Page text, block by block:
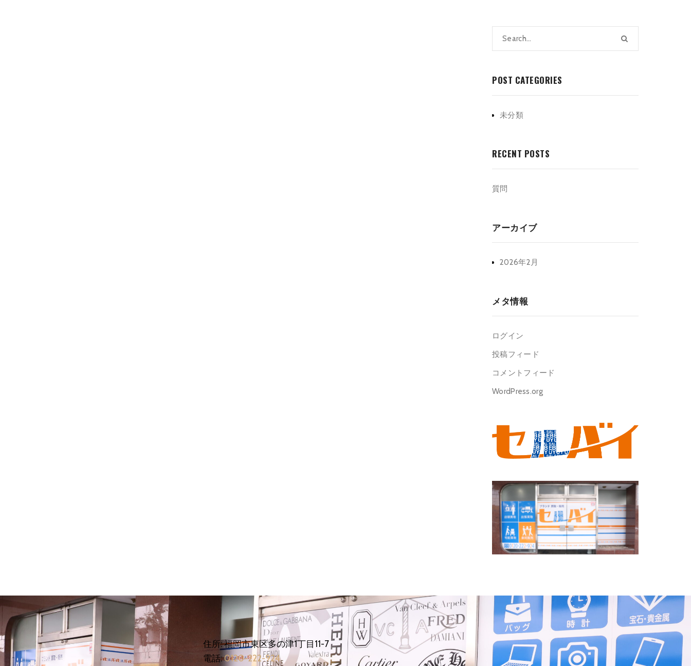
POST CATEGORIES
未分類
RECENT POSTS
質問
アーカイブ
2026年2月
メタ情報
ログイン
投稿フィード
コメントフィード
WordPress.org
住所: 福岡市東区多の津1丁目11-7
電話:0120-222-924